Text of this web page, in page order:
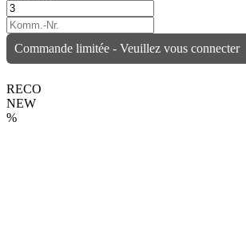
Commande limitée - Veuillez vous connecter
RECO
NEW
%